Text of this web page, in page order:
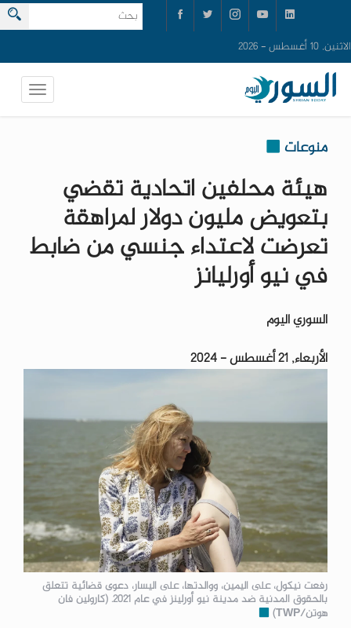
الاثنين, 10 أغسطس - 2026
منوعات
هيئة محلفين اتحادية تقضي
بتعويض مليون دولار لمراهقة
تعرضت لاعتداء جنسي من ضابط
في نيو أورليانز
السوري اليوم
الأربعاء, 21 أغسطس - 2024
رفعت نيكول، على اليمين، ووالدتها، على اليسار، دعوى قضائية تتعلق
بالحقوق المدنية ضد مدينة نيو أورلينز في عام 2021. (كارولين فان
هوتن/TWP)